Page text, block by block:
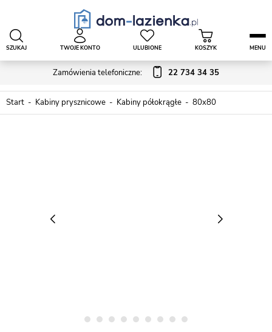
Zamówienia telefoniczne: 22 734 34 35
SZUKAJ TWOJE KONTO ULUBIONE KOSZYK MENU
Start Kabiny prysznicowe Kabiny półokrągłe 80x80